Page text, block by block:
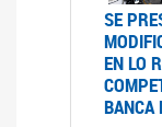
SE
EN LO
BANCA